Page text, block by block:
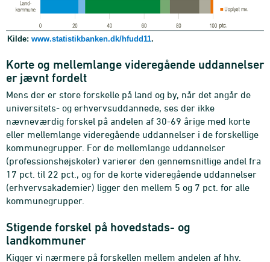
Kilde: www.statistikbanken.dk/hfudd11.
Korte og mellemlange videregående uddannelser
er jævnt fordelt
Mens der er store forskelle på land og by, når det angår de
universitets- og erhvervsuddannede, ses der ikke
nævneværdig forskel på andelen af 30-69 årige med korte
eller mellemlange videregående uddannelser i de forskellige
kommunegrupper. For de mellemlange uddannelser
(professionshøjskoler) varierer den gennemsnitlige andel fra
17 pct. til 22 pct., og for de korte videregående uddannelser
(erhvervsakademier) ligger den mellem 5 og 7 pct. for alle
kommunegrupper.
Stigende forskel på hovedstads- og
landkommuner
Kigger vi nærmere på forskellen mellem andelen af hhv.